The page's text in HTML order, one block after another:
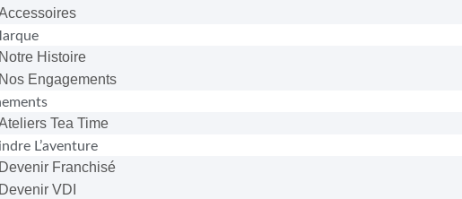
Notre Histoire
Nos Engagements
Tea Time
L’aventure
Devenir Franchisé
Devenir VDI